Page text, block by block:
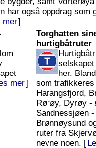
har også oppdrag som
mer]
mer]
Torghatten
hurtigbåtruter
her.
som trafikkeres
Harangsfjord,
Rørøy, Dyrøy -
Sandnessjøen -
Brønnøysund
ruter fra
nevne noen. [